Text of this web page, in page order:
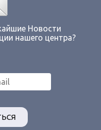
Новости
нашего центра?